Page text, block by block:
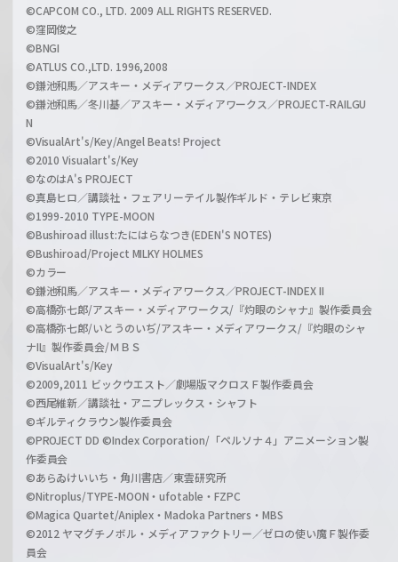
©CAPCOM CO., LTD. 2009 ALL RIGHTS RESERVED.
©窪岡俊之
©BNGI
©ATLUS CO.,LTD. 1996,2008
©鎌池和馬／アスキー・メディアワークス／PROJECT-INDEX
©鎌池和馬／冬川基／アスキー・メディアワークス／PROJECT-RAILGU
N
©VisualArt's/Key/Angel Beats! Project
©2010 Visualart's/Key
©なのはA's PROJECT
©真島ヒロ／講談社・フェアリーテイル製作ギルド・テレビ東京
©1999-2010 TYPE-MOON
©Bushiroad illust:たにはらなつき(EDEN'S NOTES)
©Bushiroad/Project MILKY HOLMES
©カラー
©鎌池和馬／アスキー・メディアワークス／PROJECT-INDEX II
©高橋弥七郎/アスキー・メディアワークス/『灼眼のシャナ』製作委員会
©高橋弥七郎/いとうのいぢ/アスキー・メディアワークス/『灼眼のシャ
ナII』製作委員会/ＭＢＳ
©VisualArt's/Key
©2009,2011 ビックウエスト／劇場版マクロスＦ製作委員会
©西尾維新／講談社・アニプレックス・シャフト
©ギルティクラウン製作委員会
©PROJECT DD ©Index Corporation/「ペルソナ４」アニメーション製
作委員会
©あらゐけいいち・角川書店／東雲研究所
©Nitroplus/TYPE-MOON・ufotable・FZPC
©Magica Quartet/Aniplex・Madoka Partners・MBS
©2012 ヤマグチノボル・メディアファクトリー／ゼロの使い魔Ｆ製作委
員会